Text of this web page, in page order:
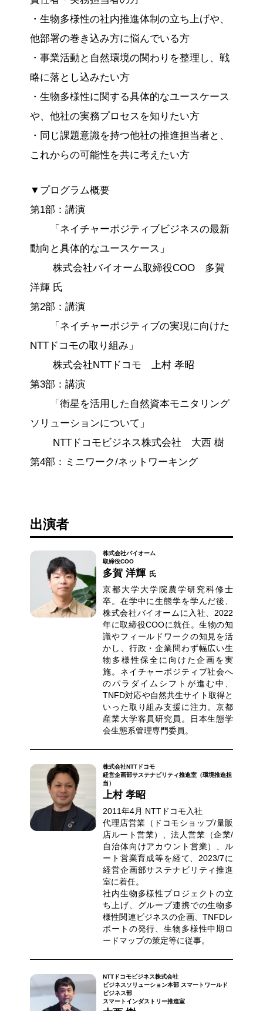
・生物多様性の社内推進体制の立ち上げや、
他部署の巻き込み方に悩んでいる方
・事業活動と自然環境の関わりを整理し、戦
略に落とし込みたい方
・生物多様性に関する具体的なユースケース
や、他社の実務プロセスを知りたい方
・同じ課題意識を持つ他社の推進担当者と、
これからの可能性を共に考えたい方
▼プログラム概要
第1部：講演
「ネイチャーポジティブビジネスの最新
動向と具体的なユースケース」
株式会社バイオーム取締役COO 多賀
洋輝 氏
第2部：講演
「ネイチャーポジティブの実現に向けた
NTTドコモの取り組み」
株式会社NTTドコモ 上村 孝昭
第3部：講演
「衛星を活用した自然資本モニタリング
ソリューションについて」
NTTドコモビジネス株式会社 大西 樹
第4部：ミニワーク/ネットワーキング
出演者
株式会社バイオーム
取締役COO
多賀 洋輝 氏
京都大学大学院農学研究科修士
卒。在学中に生態学を学んだ後、
株式会社バイオームに入社、2022
年に取締役COOに就任。生物の知
識やフィールドワークの知見を活
かし、行政・企業問わず幅広い生
物多様性保全に向けた企画を実
施。ネイチャーポジティブ社会へ
のパラダイムシフトが進む中、
TNFD対応や自然共生サイト取得と
いった取り組み支援に注力。京都
産業大学客員研究員。日本生態学
会生態系管理専門委員。
株式会社NTTドコモ
経営企画部サステナビリティ推進室（環境推進担
当）
上村 孝昭
2011年4月 NTTドコモ入社
代理店営業（ドコモショップ/量販
店ルート営業）、法人営業（企業/
自治体向けアカウント営業）、ル
ート営業育成等を経て、2023/7に
経営企画部サステナビリティ推進
室に着任。
社内生物多様性プロジェクトの立
ち上げ、グループ連携での生物多
様性関連ビジネスの企画、TNFDレ
ポートの発行、生物多様性中期ロ
ードマップの策定等に従事。
NTTドコモビジネス株式会社
ビジネスソリューション本部 スマートワールド
ビジネス部
スマートインダストリー推進室